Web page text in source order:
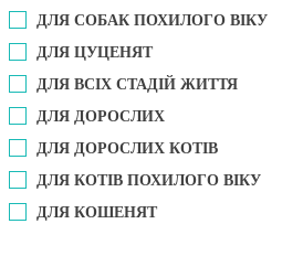
ДЛЯ СОБАК ПОХИЛОГО ВІКУ
ДЛЯ ЦУЦЕНЯТ
ДЛЯ ВСІХ СТАДІЙ ЖИТТЯ
ДЛЯ ДОРОСЛИХ
ДЛЯ ДОРОСЛИХ КОТІВ
ДЛЯ КОТІВ ПОХИЛОГО ВІКУ
ДЛЯ КОШЕНЯТ